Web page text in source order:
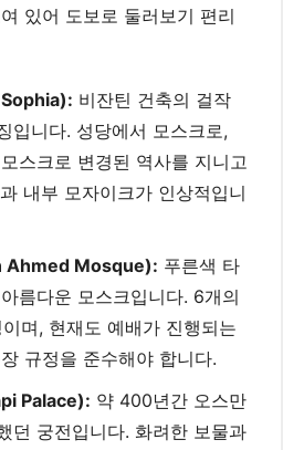
있어 도보로 둘러보기 편리
비잔틴 건축의 걸작
입니다. 성당에서 모스크로,
스크로 변경된 역사를 지니고
내부 모자이크가 인상적입니
Ahmed Mosque): 푸른색 타
름다운 모스크입니다. 6개의
며, 현재도 예배가 진행되는
규정을 준수해야 합니다.
Palace): 약 400년간 오스만
던 궁전입니다. 화려한 보물과